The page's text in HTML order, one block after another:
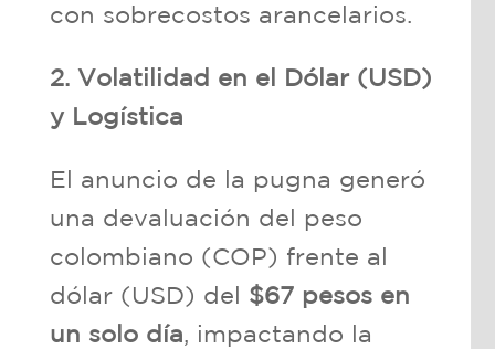
con sobrecostos arancelarios.
2. Volatilidad en el Dólar (USD)
y Logística
El anuncio de la pugna generó
una devaluación del peso
colombiano (COP) frente al
dólar (USD) del $67 pesos en
un solo día, impactando la